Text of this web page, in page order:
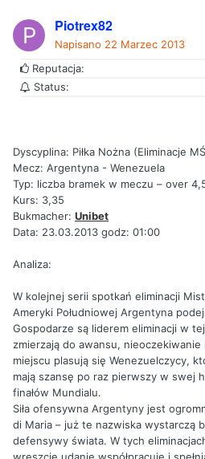
Piotrex82
Napisano 22 Marzec 2013
Reputacja:
Status:
Dyscyplina: Piłka Nożna (Eliminacje
Mecz: Argentyna - Wenezuela
Typ: liczba bramek w meczu – over
Kurs: 3,35
Bukmacher: Unibet
Data: 23.03.2013 godz: 01:00
Analiza:
W kolejnej serii spotkań eliminacji
Ameryki Południowej Argentyna
Gospodarze są liderem eliminacji w
zmierzają do awansu,
miejscu plasują się Wenezuelczycy,
mają szansę po raz pierwszy w swej
finałów Mundialu.
Siła ofensywna Argentyny jest
di Maria – już te nazwiska wystarczą
defensywy świata. W tych